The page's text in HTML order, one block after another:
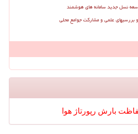
نسل جدید سامانه های هوشمند
بررسیهای علمی و مشارکت جوامع محلی
بارش رپورتاژ هوا